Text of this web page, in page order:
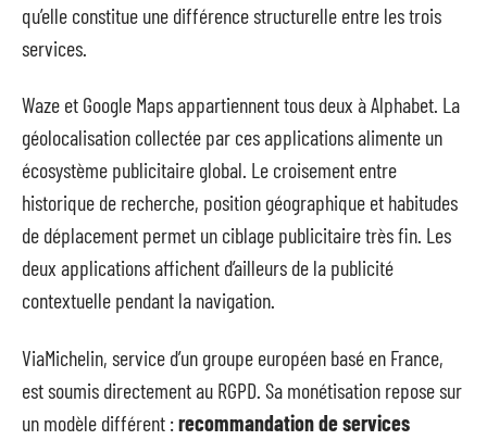
qu’elle constitue une différence structurelle entre les trois
services.
Waze et Google Maps appartiennent tous deux à Alphabet. La
géolocalisation collectée par ces applications alimente un
écosystème publicitaire global. Le croisement entre
historique de recherche, position géographique et habitudes
de déplacement permet un ciblage publicitaire très fin. Les
deux applications affichent d’ailleurs de la publicité
contextuelle pendant la navigation.
ViaMichelin, service d’un groupe européen basé en France,
est soumis directement au RGPD. Sa monétisation repose sur
un modèle différent :recommandation de services